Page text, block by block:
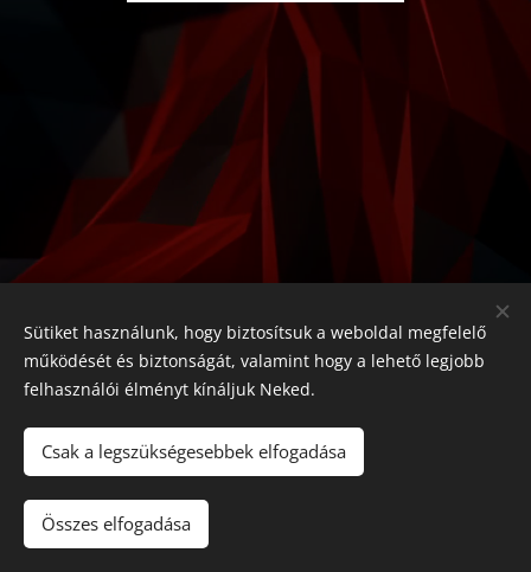
Pizz'Burger Rád, 2613 Rád, Rákóczi út 5., +36-70-326-0793
Az oldalt a
Sütiket használunk, hogy biztosítsuk a weboldal megfelelő
működését és biztonságát, valamint hogy a lehető legjobb
felhasználói élményt kínáljuk Neked.
Csak a legszükségesebbek elfogadása
Összes elfogadása